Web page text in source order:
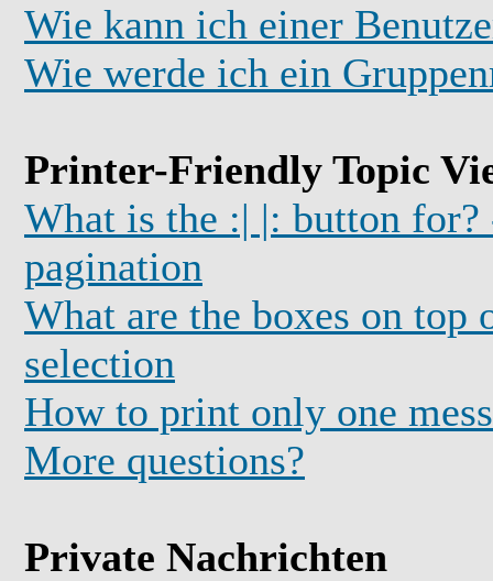
Wie kann ich einer
Wie werde ich ein
Printer-Friendly Topic
What is the :| |: button
pagination
What are the boxes on top
selection
How to print only one
More questions?
Private Nachrichten